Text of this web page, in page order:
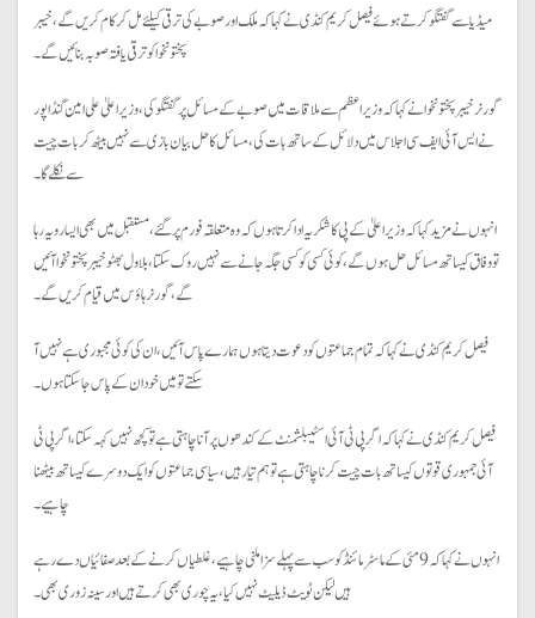
میڈیا سے گفتگو کرتے ہوئے فیصل کریم کنڈی نے کہا کہ ملک اور صوبے کی ترقی کیلئے مل کر کام کریں گے، خیبر
پختونخوا کو ترقی یافتہ صوبہ بنائیں گے۔
گورنرخیبرپختونخوا نے کہا کہ وزیراعظم سے ملاقات میں صوبے کے مسائل پر گفتگو کی، وزیراعلیٰ علی امین گنڈاپور
نے ایس آئی ایف سی اجلاس میں دلائل کے ساتھ بات کی، مسائل کا حل بیان بازی سے نہیں بیٹھ کر بات چیت
سے نکلے گا۔
انہوں نے مزید کہا کہ وزیراعلیٰ کے پی کا شکریہ ادا کرتا ہوں کہ وہ متعلقہ فورم پر گئے، مستقبل میں بھی ایسا رویہ رہا
تو وفاق کیساتھ مسائل حل ہوں گے، کوئی کسی کو کسی جگہ جانےسے نہیں روک سکتا، بلاول بھٹو خیبرپختونخوا آئیں
گے، گورنر ہاؤس میں قیام کریں گے۔
فیصل کریم کنڈی نے کہا کہ تمام جماعتوں کو دعوت دیتا ہوں ہمارے پاس آئیں، ان کی کوئی مجبوری ہے نہیں آ
سکتے تو میں خود ان کے پاس جا سکتا ہوں۔
فیصل کریم کنڈی نے کہا کہ اگر پی ٹی آئی اسٹیبلشمنٹ کے کندھوں پر آنا چاہتی ہے تو کچھ نہیں کہہ سکتا، اگر پی ٹی
آئی جمہوری قوتوں کیساتھ بات چیت کرنا چاہتی ہے تو ہم تیار ہیں ، سیاسی جماعتوں کو ایک دوسرے کیساتھ بیٹھنا
چاہیے۔
انہوں نے کہا کہ 9 مئی کے ماسٹر مائنڈ کو سب سے پہلے سزا ملنی چاہیے، غلطیاں کرنے کے بعد صفائیاں دے رہے
ہیں لیکن ٹویٹ ڈیلیٹ نہیں کیا، یہ چوری بھی کرتے ہیں اور سینہ زوری بھی۔